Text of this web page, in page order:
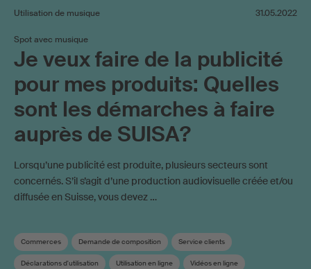
Utilisation de musique 31.05.2022
Spot avec musique
Je veux faire de la publicité
pour mes produits: Quelles
sont les démarches à faire
auprès de SUISA?
Lorsqu’une publicité est produite, plusieurs secteurs sont
concernés. S’il s’agit d’une production audiovisuelle créée et/ou
diffusée en Suisse, vous devez …
Commerces Demande de composition Service clients
Déclarations d'utilisation Utilisation en ligne Vidéos en ligne